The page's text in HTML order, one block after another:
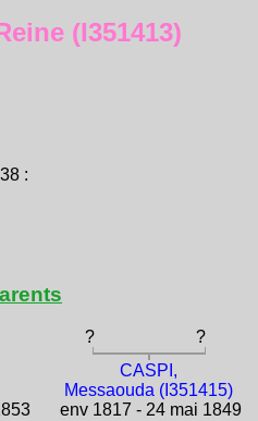
(I351413)
:
?
?
CASPI,
Messaouda (I351415)
env 1817 - 24 mai 1849